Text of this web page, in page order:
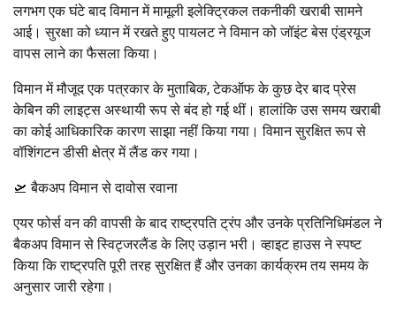
लगभग एक घंटे बाद विमान में मामूली इलेक्ट्रिकल तकनीकी खराबी सामने
आई। सुरक्षा को ध्यान में रखते हुए पायलट ने विमान को जॉइंट बेस एंड्रयूज
वापस लाने का फैसला किया।
विमान में मौजूद एक पत्रकार के मुताबिक, टेकऑफ के कुछ देर बाद प्रेस
केबिन की लाइट्स अस्थायी रूप से बंद हो गई थीं। हालांकि उस समय खराबी
का कोई आधिकारिक कारण साझा नहीं किया गया। विमान सुरक्षित रूप से
वॉशिंगटन डीसी क्षेत्र में लैंड कर गया।
🛫 बैकअप विमान से दावोस रवाना
एयर फोर्स वन की वापसी के बाद राष्ट्रपति ट्रंप और उनके प्रतिनिधिमंडल ने
बैकअप विमान से स्विट्जरलैंड के लिए उड़ान भरी। व्हाइट हाउस ने स्पष्ट
किया कि राष्ट्रपति पूरी तरह सुरक्षित हैं और उनका कार्यक्रम तय समय के
अनुसार जारी रहेगा।